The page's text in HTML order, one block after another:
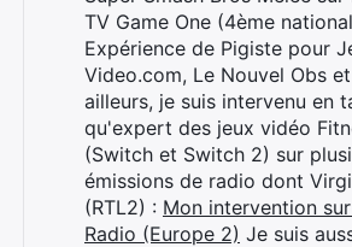
TV Game One (4ème
Expérience de Pigiste pour
Video.com, Le Nouvel Obs et
ailleurs, je suis intervenu en
qu'expert des jeux vidéo
(Switch et Switch 2) sur
émissions de radio dont
(RTL2) : Mon intervention
Radio (Europe 2) Je suis